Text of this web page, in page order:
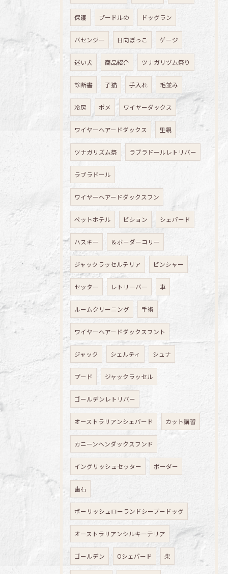
保護 プードルの ドッグラン
バセンジー 日向ぼっこ ゲージ
迷い犬 商品紹介 ツナガリヅム祭り
診断書 子猫 手入れ 毛並み
冷房 ポメ ワイヤーダックス
ワイヤーヘアードダックス 里親
ツナガリズム祭 ラブラドールレトリバー
ラブラドール
ワイヤーヘアードダックスフン
ペットホテル ビション シェパード
ハスキー ＆ボーダーコリー
ジャックラッセルテリア ピンシャー
セッター レトリーバー 車
ルームクリーニング 手術
ワイヤーヘアードダックスフント
ジャック シェルティ シュナ
プード ジャックラッセル
ゴールデンレトリバー
オーストラリアンシェパード カット講習
カニーンヘンダックスフンド
イングリッシュセッター ボーダー
歯石
ポーリッシュローランドシープードッグ
オーストラリアンシルキーテリア
ゴールデン Oシェパード 柴